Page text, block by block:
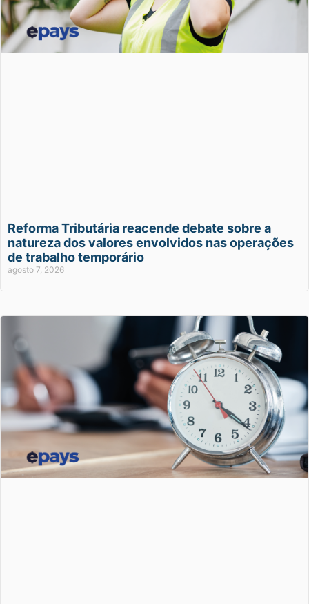
Reforma Tributária reacende debate sobre a
natureza dos valores envolvidos nas operações
de trabalho temporário
agosto 7, 2026